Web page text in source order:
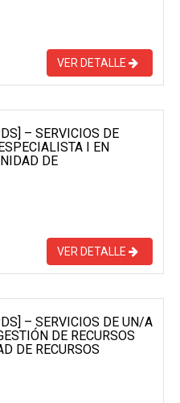
VER DETALLE
– SERVICIOS DE
I EN
DE
VER DETALLE
– SERVICIOS DE UN/A
DE RECURSOS
DE RECURSOS